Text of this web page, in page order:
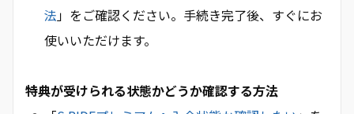
法」をご確認ください。手続き完了後、すぐにお
使いいただけます。
特典が受けられる状態かどうか確認する方法